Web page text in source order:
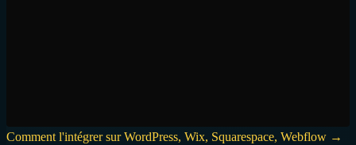
Comment l'intégrer sur WordPress, Wix, Squarespace, Webflow →